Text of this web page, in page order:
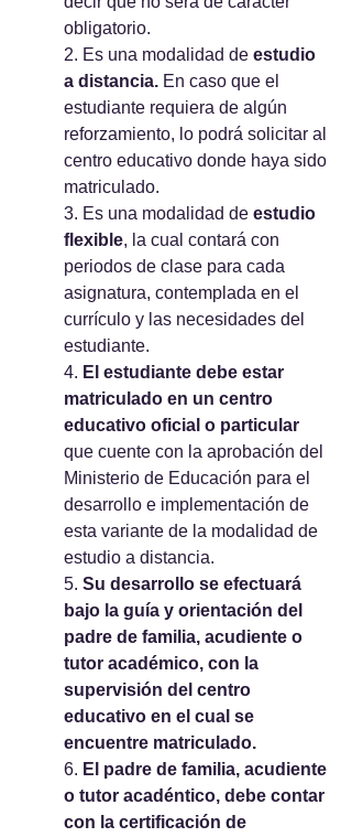
obligatorio.
2. Es una modalidad de estudio
a distancia. En caso que el
estudiante requiera de algún
reforzamiento, lo podrá solicitar al
centro educativo donde haya sido
matriculado.
3. Es una modalidad de estudio
flexible, la cual contará con
periodos de clase para cada
asignatura, contemplada en el
currículo y las necesidades del
estudiante.
4. El estudiante debe estar
matriculado en un centro
educativo oficial o particular
que cuente con la aprobación del
Ministerio de Educación para el
desarrollo e implementación de
esta variante de la modalidad de
estudio a distancia.
5. Su desarrollo se efectuará
bajo la guía y orientación del
padre de familia, acudiente o
tutor académico, con la
supervisión del centro
educativo en el cual se
encuentre matriculado.
6. El padre de familia, acudiente
o tutor acadéntico, debe contar
con la certificación de